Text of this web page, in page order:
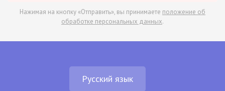
Нажимая на кнопку «Отправить», вы принимаете положение об
обработке персональных данных.
Русский язык